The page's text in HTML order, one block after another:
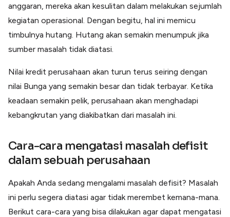
anggaran, mereka akan kesulitan dalam melakukan sejumlah
kegiatan operasional. Dengan begitu, hal ini memicu
timbulnya hutang. Hutang akan semakin menumpuk jika
sumber masalah tidak diatasi.
Nilai kredit perusahaan akan turun terus seiring dengan
nilai Bunga yang semakin besar dan tidak terbayar. Ketika
keadaan semakin pelik, perusahaan akan menghadapi
kebangkrutan yang diakibatkan dari masalah ini.
Cara-cara mengatasi masalah defisit
dalam sebuah perusahaan
Apakah Anda sedang mengalami masalah defisit? Masalah
ini perlu segera diatasi agar tidak merembet kemana-mana.
Berikut cara-cara yang bisa dilakukan agar dapat mengatasi